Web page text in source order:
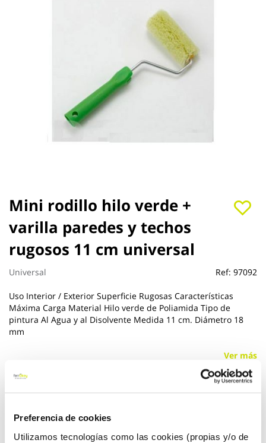
Preferencia de cookies
Utilizamos tecnologías como las cookies (propias y/o de
Mini rodillo hilo verde +
varilla paredes y techos
rugosos 11 cm universal
Universal Ref: 97092
Uso Interior / Exterior Superficie Rugosas Características
Máxima Carga Material Hilo verde de Poliamida Tipo de
pintura Al Agua y al Disolvente Medida 11 cm. Diámetro 18
mm
Ver más
4,07 €
Añadir al carrito
Saltar
al
comienzo
de
la
galería
de